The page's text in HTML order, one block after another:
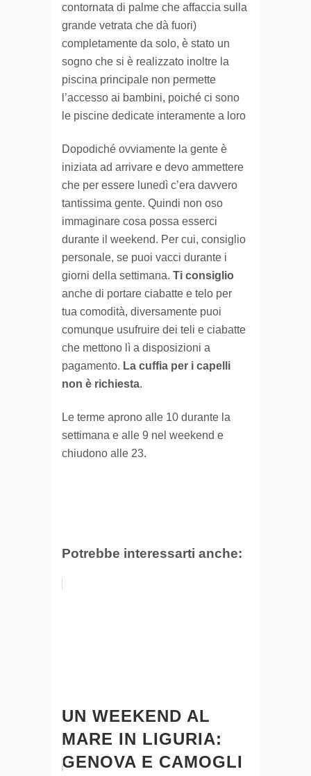
contornata di palme che affaccia sulla
grande vetrata che dà fuori)
completamente da solo, è stato un
sogno che si è realizzato inoltre la
piscina principale non permette
l’accesso ai bambini, poiché ci sono
le piscine dedicate interamente a loro
Dopodiché ovviamente la gente è
iniziata ad arrivare e devo ammettere
che per essere lunedì c’era davvero
tantissima gente. Quindi non oso
immaginare cosa possa esserci
durante il weekend. Per cui, consiglio
personale, se puoi vacci durante i
giorni della settimana. Ti consiglio
anche di portare ciabatte e telo per
tua comodità, diversamente puoi
comunque usufruire dei teli e ciabatte
che mettono lì a disposizioni a
pagamento. La cuffia per i capelli
non è richiesta.
Le terme aprono alle 10 durante la
settimana e alle 9 nel weekend e
chiudono alle 23.
Potrebbe interessarti anche:
UN WEEKEND AL
MARE IN LIGURIA:
GENOVA E CAMOGLI